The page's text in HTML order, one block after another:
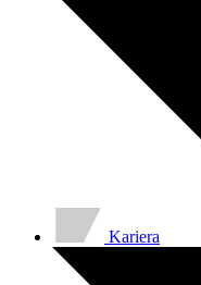
Kariera